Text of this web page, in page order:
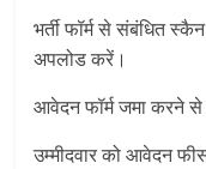
भर्ती फॉर्म से संबंधित
अपलोड करें।
आवेदन फॉर्म जमा करने
उम्मीदवार को आवेदन